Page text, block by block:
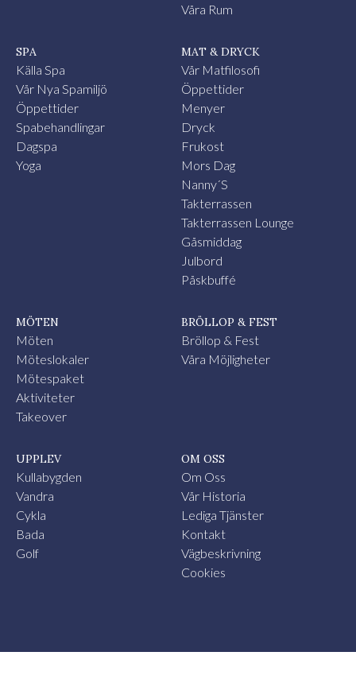
Våra Rum
SPA
Källa Spa
Vår Nya Spamiljö
Öppettider
Spabehandlingar
Dagspa
Yoga
MAT & DRYCK
Vår Matfilosofi
Öppettider
Menyer
Dryck
Frukost
Mors Dag
Nanny´s
Takterrassen
Takterrassen Lounge
Gåsmiddag
Julbord
Påskbuffé
MÖTEN
Möten
Möteslokaler
Mötespaket
Aktiviteter
Takeover
BRÖLLOP & FEST
Bröllop & Fest
Våra Möjligheter
UPPLEV
Kullabygden
Vandra
Cykla
Bada
Golf
OM OSS
Om Oss
Vår Historia
Lediga Tjänster
Kontakt
Vägbeskrivning
Cookies